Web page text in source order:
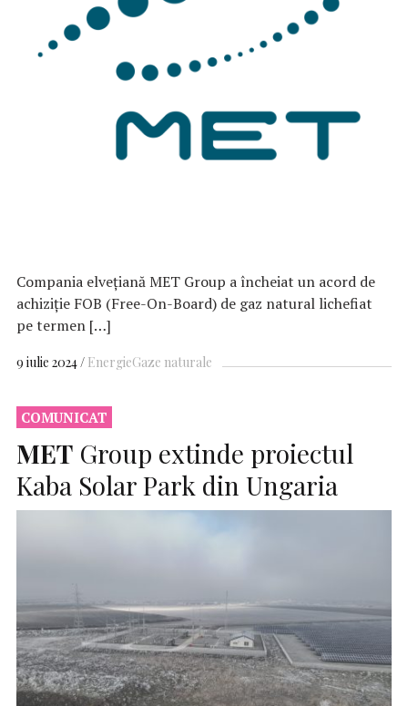
Compania elvețiană MET Group a încheiat un acord de
achiziție FOB (Free-On-Board) de gaz natural lichefiat
pe termen […]
9 iulie 2024 EnergieGaze naturale
COMUNICAT
MET Group extinde proiectul
Kaba Solar Park din Ungaria